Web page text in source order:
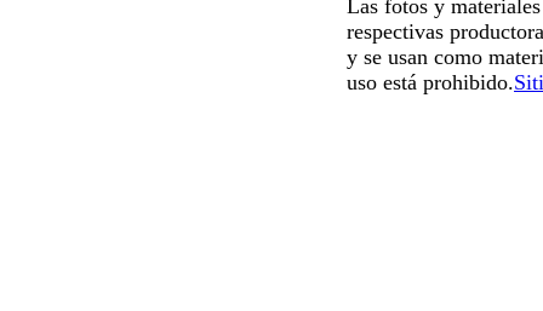
Las fotos y
respectivas
y se usan como
uso está prohibido.